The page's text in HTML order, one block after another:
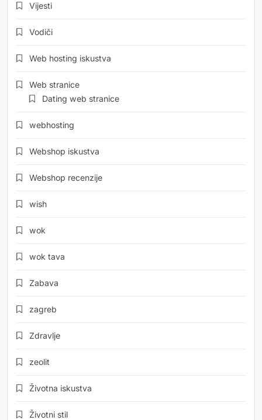
Vijesti
Vodiči
Web hosting iskustva
Web stranice
Dating web stranice
webhosting
Webshop iskustva
Webshop recenzije
wish
wok
wok tava
Zabava
zagreb
Zdravlje
zeolit
Životna iskustva
Životni stil